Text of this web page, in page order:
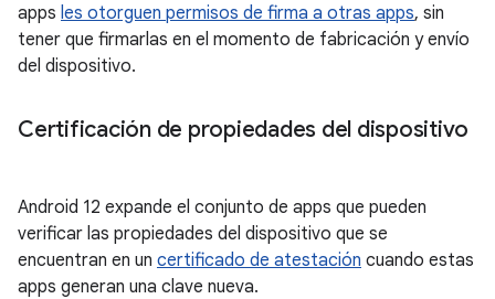
apps les otorguen permisos de firma a otras apps, sin
tener que firmarlas en el momento de fabricación y envío
del dispositivo.
Certificación de propiedades del dispositivo
Android 12 expande el conjunto de apps que pueden
verificar las propiedades del dispositivo que se
encuentran en un certificado de atestación cuando estas
apps generan una clave nueva.